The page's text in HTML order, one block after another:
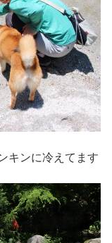
キンに冷えてます